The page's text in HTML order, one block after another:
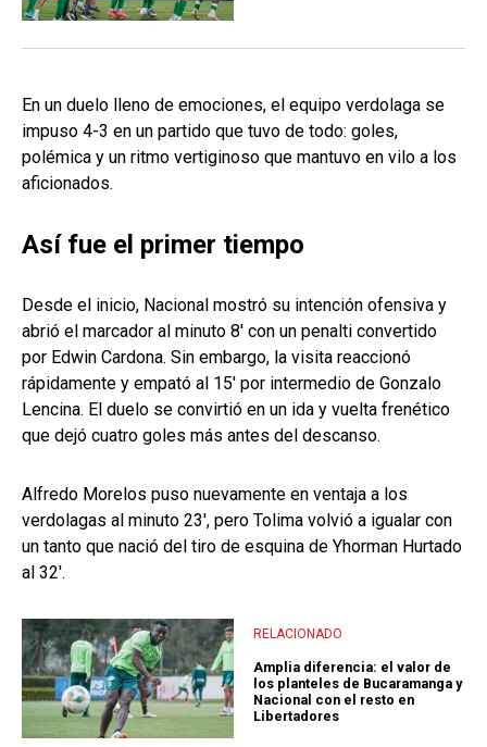
En un duelo lleno de emociones, el equipo verdolaga se
impuso 4-3 en un partido que tuvo de todo: goles,
polémica y un ritmo vertiginoso que mantuvo en vilo a los
aficionados.
Así fue el primer tiempo
Desde el inicio, Nacional mostró su intención ofensiva y
abrió el marcador al minuto 8' con un penalti convertido
por Edwin Cardona. Sin embargo, la visita reaccionó
rápidamente y empató al 15' por intermedio de Gonzalo
Lencina. El duelo se convirtió en un ida y vuelta frenético
que dejó cuatro goles más antes del descanso.
Alfredo Morelos puso nuevamente en ventaja a los
verdolagas al minuto 23', pero Tolima volvió a igualar con
un tanto que nació del tiro de esquina de Yhorman Hurtado
al 32'.
RELACIONADO
Amplia diferencia: el valor de
los planteles de Bucaramanga y
Nacional con el resto en
Libertadores